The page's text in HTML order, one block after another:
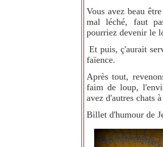
Vous avez beau
mal léché, faut
pourriez devenir le
Et puis, ç'aurait
faïence.
Après tout,
faim de loup,
avez d'autres chats
Billet d'humour de